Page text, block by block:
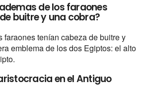
de los faraones
buitre y una cobra?
faraones tenían cabeza de buitre y
emblema de los dos Egiptos: el alto
en el Antiguo